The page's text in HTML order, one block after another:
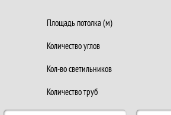
Площадь потолка (м)
Количество углов
Кол-во светильников
Количество труб